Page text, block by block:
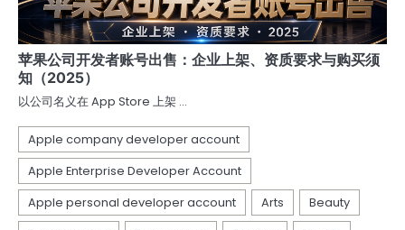
苹果公司开发者账号出售：企业上架、资质要求与购买须
知（2025）
以公司名义在 App Store 上架 …